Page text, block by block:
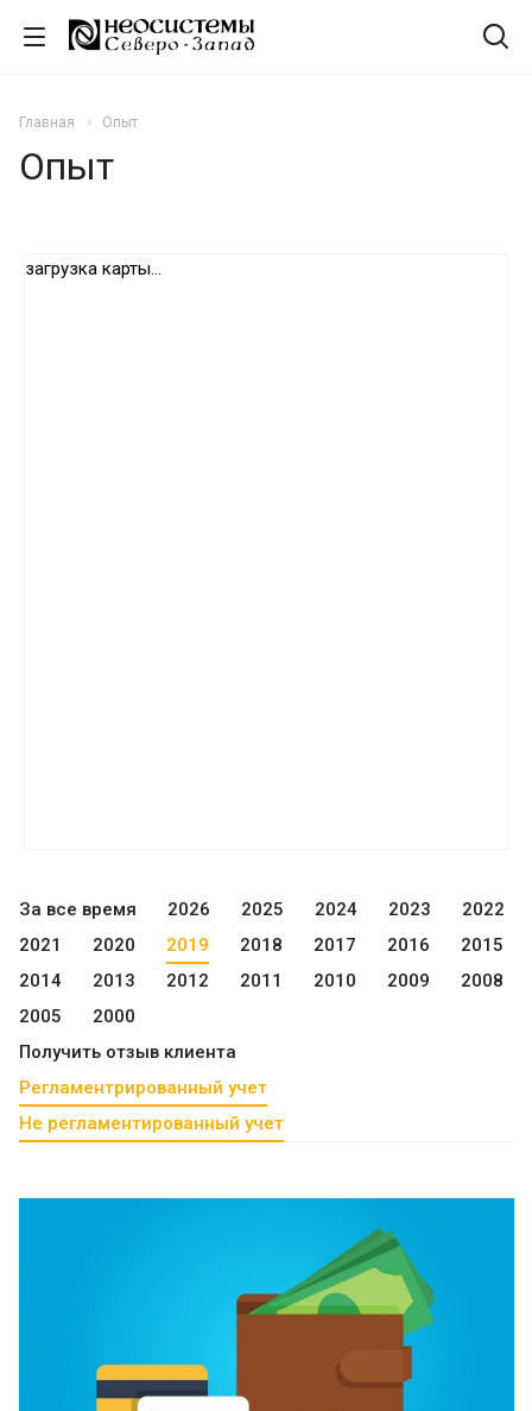
Главная Опыт
Опыт
загрузка карты...
За все время 2026 2025 2024 2023
2022
2021
2020 2019 2018 2017 2016
2015
2014
2013 2012 2011 2010 2009
2008
2005
2000
Получить отзыв клиента
Регламентрированный учет
Не регламентированный учет
Смотреть проект